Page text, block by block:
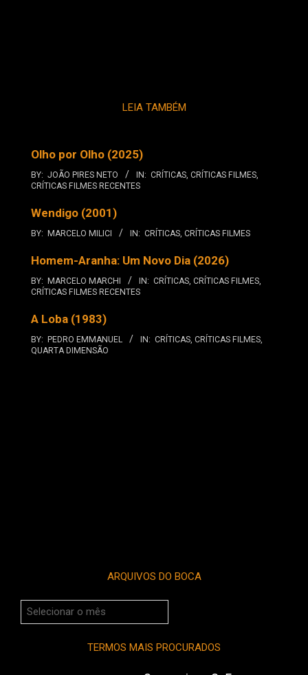
LEIA TAMBÉM
Olho por Olho (2025)
BY: JOÃO PIRES NETO IN: CRÍTICAS CRÍTICAS FILMES
CRÍTICAS FILMES RECENTES
Wendigo (2001)
BY: MARCELO MILICI IN: CRÍTICAS CRÍTICAS FILMES
Homem-Aranha: Um Novo Dia (2026)
BY: MARCELO MARCHI IN: CRÍTICAS CRÍTICAS FILMES
CRÍTICAS FILMES RECENTES
A Loba (1983)
BY: PEDRO EMMANUEL IN: CRÍTICAS CRÍTICAS FILMES
QUARTA DIMENSÃO
ARQUIVOS DO BOCA
Arquivos
do
TERMOS MAIS PROCURADOS